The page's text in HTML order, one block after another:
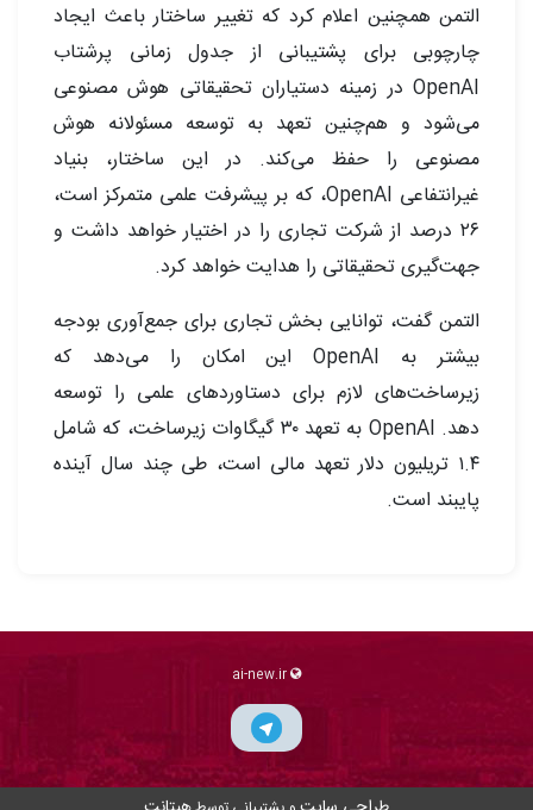
التمن همچنین اعلام کرد که تغییر ساختار باعث ایجاد
چارچوبی برای پشتیبانی از جدول زمانی پرشتاب
OpenAI در زمینه دستیاران تحقیقاتی هوش مصنوعی
می‌شود و هم‌چنین تعهد به توسعه مسئولانه هوش
مصنوعی را حفظ می‌کند. در این ساختار، بنیاد
غیرانتفاعی OpenAI، که بر پیشرفت علمی متمرکز است،
۲۶ درصد از شرکت تجاری را در اختیار خواهد داشت و
جهت‌گیری تحقیقاتی را هدایت خواهد کرد.
التمن گفت، توانایی بخش تجاری برای جمع‌آوری بودجه
بیشتر به OpenAI این امکان را می‌دهد که
زیرساخت‌های لازم برای دستاوردهای علمی را توسعه
دهد. OpenAI به تعهد ۳۰ گیگاوات زیرساخت، که شامل
۱.۴ تریلیون دلار تعهد مالی است، طی چند سال آینده
پایبند است.